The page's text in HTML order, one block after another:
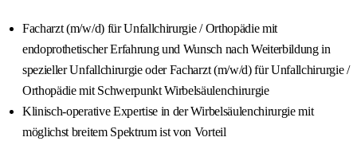
Facharzt (m/w/d) für Unfallchirurgie / Orthopädie mit
endoprothetischer Erfahrung und Wunsch nach Weiterbildung in
spezieller Unfallchirurgie oder Facharzt (m/w/d) für Unfallchirurgie /
Orthopädie mit Schwerpunkt Wirbelsäulenchirurgie
Klinisch-operative Expertise in der Wirbelsäulenchirurgie mit
möglichst breitem Spektrum ist von Vorteil